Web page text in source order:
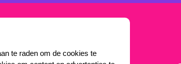
te raden om de cookies te